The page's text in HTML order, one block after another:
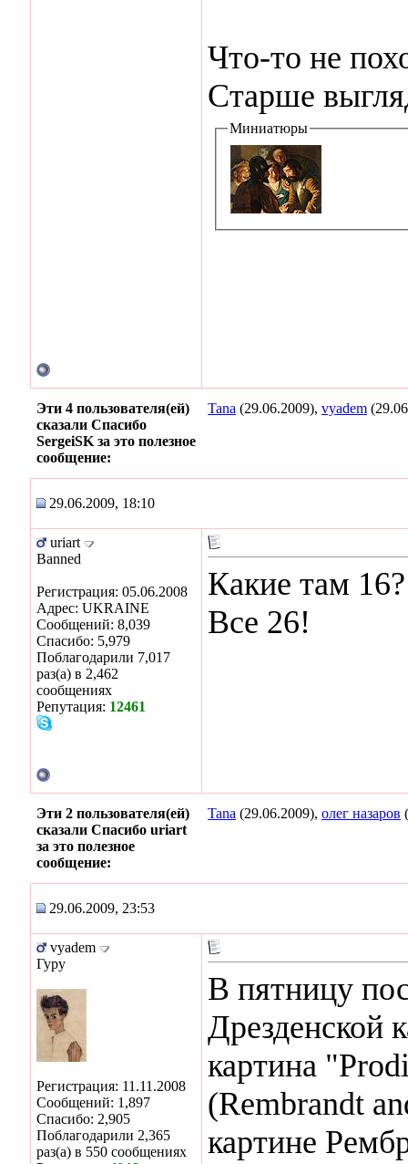
Что-то не
Старше
Миниатюры
Эти 4 пользователя(ей)
сказали Спасибо
SergeiSK за это полезное
сообщение:
Tana (29.06.2009), vyadem
29.06.2009, 18:10
uriart
Banned
Регистрация: 05.06.2008
Адрес: UKRAINE
Сообщений: 8,039
Спасибо: 5,979
Поблагодарили 7,017
раз(а) в 2,462
сообщениях
Репутация: 12461
Какие там 16?
Все 26!
Эти 2 пользователя(ей)
сказали Спасибо uriart
за это полезное
сообщение:
Tana (29.06.2009), олег назаров
29.06.2009, 23:53
vyadem
Гуру
Регистрация: 11.11.2008
Сообщений: 1,897
Спасибо: 2,905
Поблагодарили 2,365
раз(а) в 550 сообщениях
В пятницу
Дрезденской
картина
(Rembrandt
картине